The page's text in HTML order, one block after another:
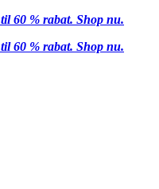
60 % rabat. Shop nu.
60 % rabat. Shop nu.